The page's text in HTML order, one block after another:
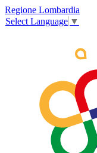
Regione Lombardia
Select Language ▼